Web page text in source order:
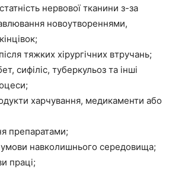
нервової тканини з-за
новоутвореннями,
тяжких хірургічних втручань;
сифіліс, туберкульоз та інші
харчування, медикаменти або
препаратами;
умови навколишнього середовища;
праці;